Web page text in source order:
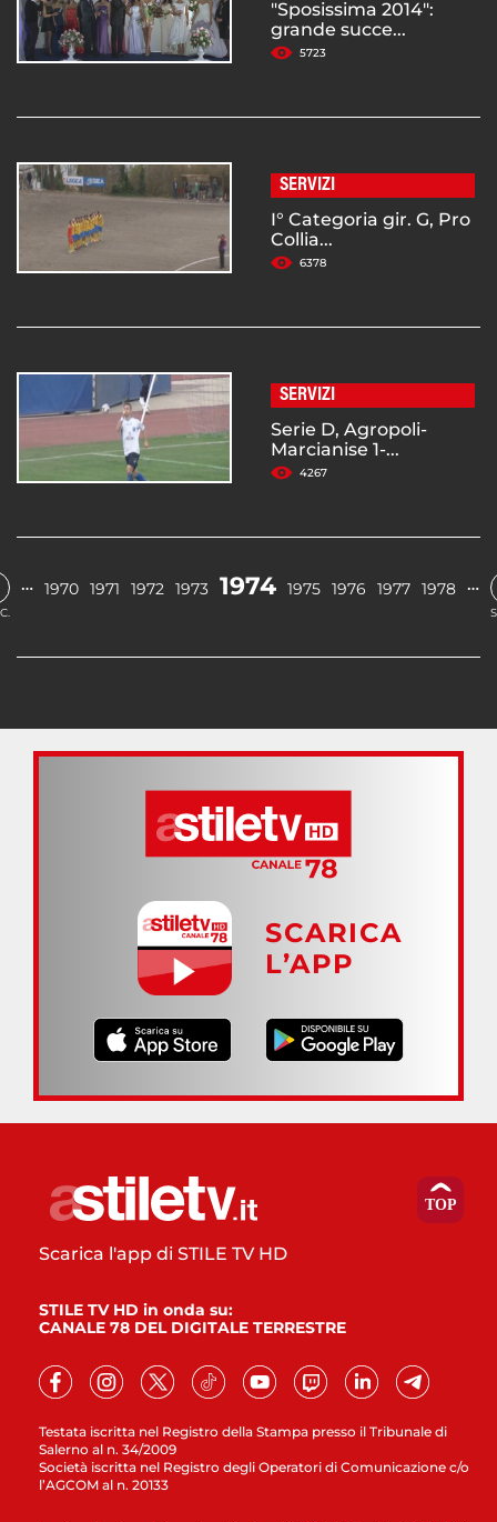
"Sposissima 2014":
grande succe...
5723
SERVIZI
I° Categoria gir. G, Pro
Collia...
6378
SERVIZI
Serie D, Agropoli-
Marcianise 1-...
4267
… 1970 1971 1972 1973 1974 1975 1976 1977 1978 …
SCARICA
L’APP
Testata iscritta nel Registro della Stampa presso il Tribunale di
Salerno al n. 34/2009
Società iscritta nel Registro degli Operatori di Comunicazione c/o
l’AGCOM al n. 20133
Scarica l'app di STILE TV HD
STILE TV HD in onda su:
CANALE 78 DEL DIGITALE TERRESTRE